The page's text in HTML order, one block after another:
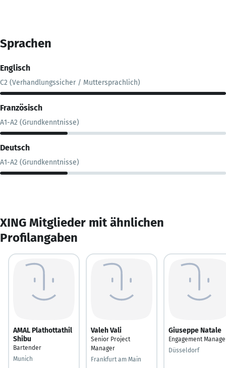
Sprachen
Englisch
C2 (Verhandlungssicher / Muttersprachlich)
Französisch
A1-A2 (Grundkenntnisse)
Deutsch
A1-A2 (Grundkenntnisse)
XING Mitglieder mit ähnlichen
Profilangaben
AMAL Plathottathil
Shibu
Bartender
Munich
Valeh Vali
Senior Project
Manager
Frankfurt am Main
Giuseppe Natale
Engagement
Düsseldorf